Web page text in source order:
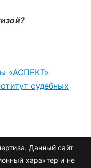
«АСПЕКТ»
судебных
. Данный сайт
характер и не